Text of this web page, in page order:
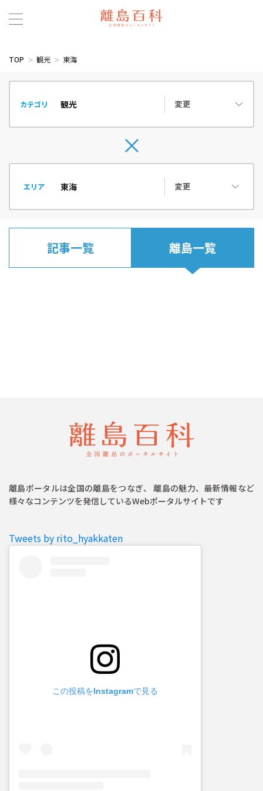
TOP 観光 東海
カテゴリ 変更
エリア 変更
記事一覧 離島一覧
離島ポータルは全国の離島をつなぎ、 離島の魅力、最新情報など
様々なコンテンツを発信しているWebポータルサイトです
Tweets by rito_hyakkaten
この投稿をInstagramで見る